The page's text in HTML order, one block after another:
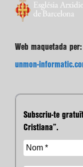
Web maquetada per:
unmon-
Subscriu-te
Cristiana”.